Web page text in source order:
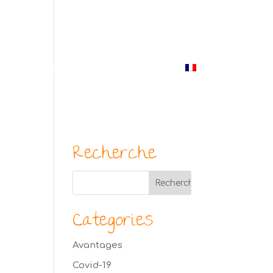
Blogue
Recherche
Categories
Avantages
Covid-19